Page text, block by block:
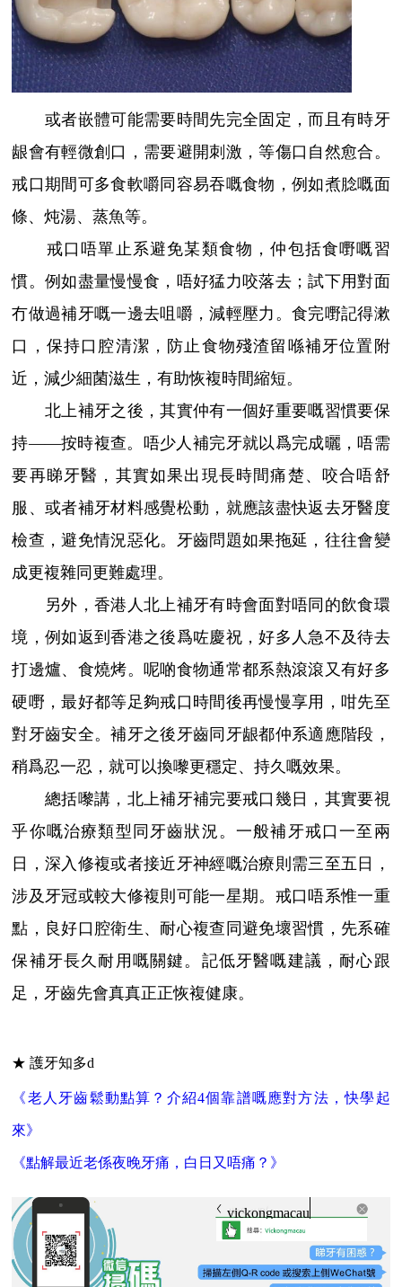
或者嵌體可能需要時間先完全固定，而且有時牙
龈會有輕微創口，需要避開刺激，等傷口自然愈合。
戒口期間可多食軟嚼同容易吞嘅食物，例如煮腍嘅面
條、炖湯、蒸魚等。
戒口唔單止系避免某類食物，仲包括食嘢嘅習
慣。例如盡量慢慢食，唔好猛力咬落去；試下用對面
冇做過補牙嘅一邊去咀嚼，減輕壓力。食完嘢記得漱
口，保持口腔清潔，防止食物殘渣留喺補牙位置附
近，減少細菌滋生，有助恢複時間縮短。
北上補牙之後，其實仲有一個好重要嘅習慣要保
持——按時複查。唔少人補完牙就以爲完成曬，唔需
要再睇牙醫，其實如果出現長時間痛楚、咬合唔舒
服、或者補牙材料感覺松動，就應該盡快返去牙醫度
檢查，避免情況惡化。牙齒問題如果拖延，往往會變
成更複雜同更難處理。
另外，香港人北上補牙有時會面對唔同的飲食環
境，例如返到香港之後爲咗慶祝，好多人急不及待去
打邊爐、食燒烤。呢啲食物通常都系熱滾滾又有好多
硬嘢，最好都等足夠戒口時間後再慢慢享用，咁先至
對牙齒安全。補牙之後牙齒同牙龈都仲系適應階段，
稍爲忍一忍，就可以換嚟更穩定、持久嘅效果。
總括嚟講，北上補牙補完要戒口幾日，其實要視
乎你嘅治療類型同牙齒狀況。一般補牙戒口一至兩
日，深入修複或者接近牙神經嘅治療則需三至五日，
涉及牙冠或較大修複則可能一星期。戒口唔系惟一重
點，良好口腔衛生、耐心複查同避免壞習慣，先系確
保補牙長久耐用嘅關鍵。記低牙醫嘅建議，耐心跟
足，牙齒先會真真正正恢複健康。
★ 護牙知多d
《老人牙齒鬆動點算？介紹4個靠譜嘅應對方法，快學起
來》
《點解最近老係夜晚牙痛，白日又唔痛？》
vickongmacau